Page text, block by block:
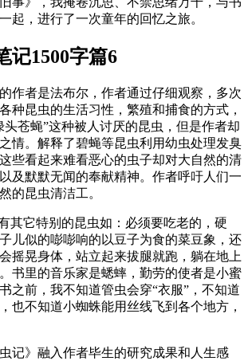
起，进行了一次童年的回忆之旅。
记1500字篇6
作者是法布尔，作者通过仔细观察，多次
种昆虫的生活习性，繁殖和捕食的方式，
头苍蝇”这种被人讨厌的昆虫，但是作者却
情。解释了碧蝇等昆虫利用幼虫处理发臭
些看起来难看恶心的虫子却对大自然的清
及默默无闻的奉献精神。作者呼吁人们一
的昆虫清洁工。
其它特别的昆虫如：必须要吃老的，硬
儿似的嘭嘭响的以豆子为食的菜豆象，还
摇晃身体，站立起来拔腿就跑，躺在地上
书里的音乐家是蟋蟀，勤劳的使者是小蜜
之前，我不知道管虫会穿“衣服”，不知道
也不知道小蜘蛛能用丝线飞到各个地方，
记》融入作者毕生的研究成果和人生感